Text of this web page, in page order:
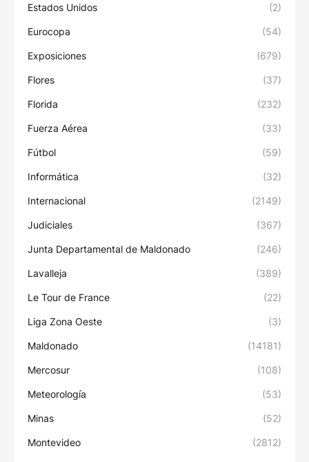
Estados Unidos (2)
Eurocopa (54)
Exposiciones (679)
Flores (37)
Florida (232)
Fuerza Aérea (33)
Fútbol (59)
Informática (32)
Internacional (2149)
Judiciales (367)
Junta Departamental de Maldonado (246)
Lavalleja (389)
Le Tour de France (22)
Liga Zona Oeste (3)
Maldonado (14181)
Mercosur (108)
Meteorología (53)
Minas (52)
Montevideo (2812)